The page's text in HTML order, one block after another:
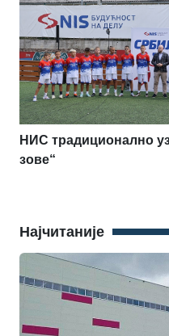
НИС традиционално
зове“
Најчитаније